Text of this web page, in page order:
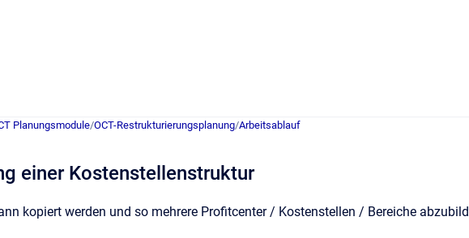
Planungsmodule/OCT-Restrukturierungsplanung/Arbeitsablauf
einer Kostenstellenstruktur
kopiert werden und so mehrere Profitcenter / Kostenstellen / Bereiche